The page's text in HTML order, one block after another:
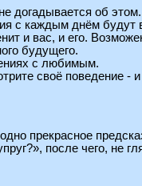
догадывается об этом.
с каждым днём будут
и вас, и его.
будущего.
с любимым.
своё поведение -
прекрасное
после чего, не